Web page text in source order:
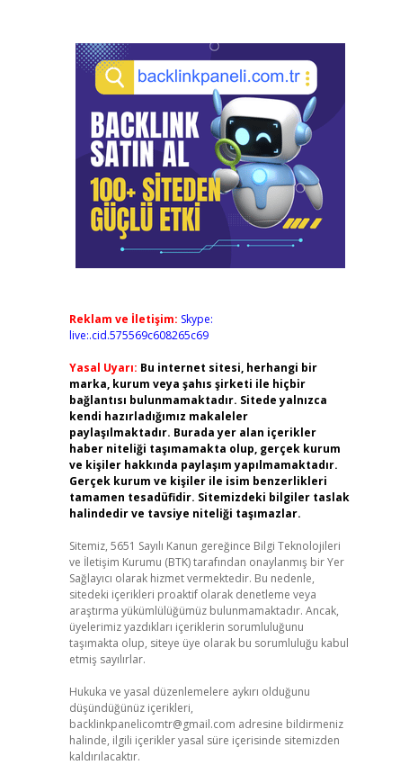
Reklam ve İletişim: Skype:
live:.cid.575569c608265c69
Yasal Uyarı: Bu internet sitesi, herhangi bir
marka, kurum veya şahıs şirketi ile hiçbir
bağlantısı bulunmamaktadır. Sitede yalnızca
kendi hazırladığımız makaleler
paylaşılmaktadır. Burada yer alan içerikler
haber niteliği taşımamakta olup, gerçek kurum
ve kişiler hakkında paylaşım yapılmamaktadır.
Gerçek kurum ve kişiler ile isim benzerlikleri
tamamen tesadüfidir. Sitemizdeki bilgiler taslak
halindedir ve tavsiye niteliği taşımazlar.
Sitemiz, 5651 Sayılı Kanun gereğince Bilgi Teknolojileri
ve İletişim Kurumu (BTK) tarafından onaylanmış bir Yer
Sağlayıcı olarak hizmet vermektedir. Bu nedenle,
sitedeki içerikleri proaktif olarak denetleme veya
araştırma yükümlülüğümüz bulunmamaktadır. Ancak,
üyelerimiz yazdıkları içeriklerin sorumluluğunu
taşımakta olup, siteye üye olarak bu sorumluluğu kabul
etmiş sayılırlar.
Hukuka ve yasal düzenlemelere aykırı olduğunu
düşündüğünüz içerikleri,
backlinkpanelicomtr@gmail.com adresine bildirmeniz
halinde, ilgili içerikler yasal süre içerisinde sitemizden
kaldırılacaktır.